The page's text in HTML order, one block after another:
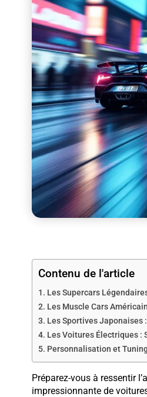
Contenu de l'article
Les Supercars
Les Muscle Cars
Les Sportives Japonaises
Les Voitures Électriques :
Personnalisation et
Préparez-vous à ressentir
impressionnante de